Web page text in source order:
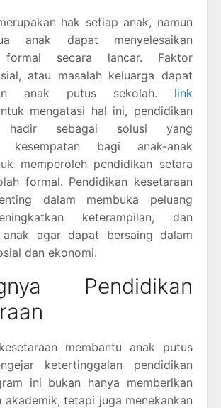
hak setiap anak, namun
anak dapat menyelesaikan
formal secara lancar. Faktor
atau masalah keluarga dapat
anak putus sekolah. link
mengatasi hal ini, pendidikan
hadir sebagai solusi yang
kesempatan bagi anak-anak
memperoleh pendidikan setara
formal. Pendidikan kesetaraan
dalam membuka peluang
keterampilan, dan
anak agar dapat bersaing dalam
dan ekonomi.
Pendidikan
membantu anak putus
ketertinggalan pendidikan
ini bukan hanya memberikan
akademik, tetapi juga menekankan